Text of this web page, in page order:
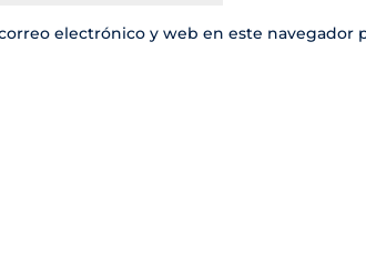
electrónico y web en este navegador